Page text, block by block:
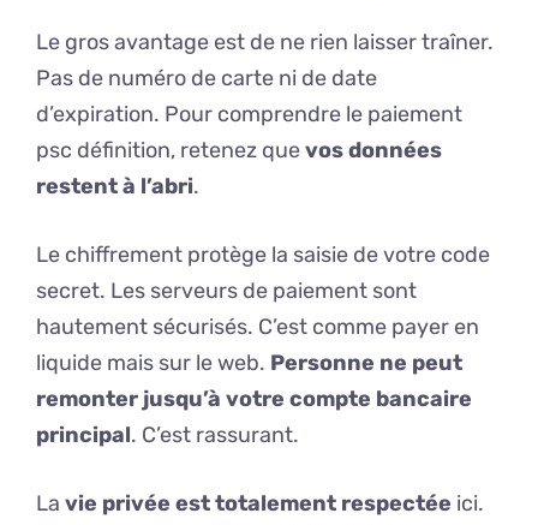
Le gros avantage est de ne rien laisser traîner.
Pas de numéro de carte ni de date
d’expiration. Pour comprendre le paiement
psc définition, retenez quevos données
restent à l’abri.
Le chiffrement protège la saisie de votre code
secret. Les serveurs de paiement sont
hautement sécurisés. C’est comme payer en
liquide mais sur le web. Personne ne peut
remonter jusqu’à votre compte bancaire
principal. C’est rassurant.
La vie privée est totalement respectée ici.